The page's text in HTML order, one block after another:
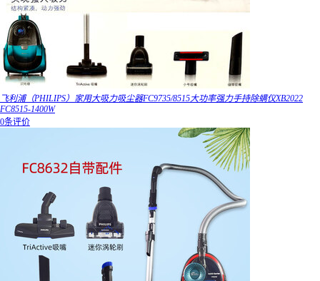
飞利浦（PHILIPS）家用大吸力吸尘器FC9735/8515大功率强力手持除螨仪XB2022
FC8515-1400W
0条评价